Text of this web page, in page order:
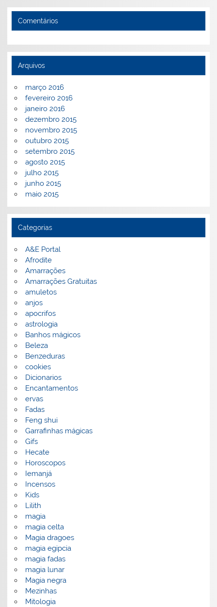
Comentários
Arquivos
março 2016
fevereiro 2016
janeiro 2016
dezembro 2015
novembro 2015
outubro 2015
setembro 2015
agosto 2015
julho 2015
junho 2015
maio 2015
Categorias
A&E Portal
Afrodite
Amarrações
Amarrações Gratuitas
amuletos
anjos
apocrifos
astrologia
Banhos mágicos
Beleza
Benzeduras
cookies
Dicionarios
Encantamentos
ervas
Fadas
Feng shui
Garrafinhas mágicas
Gifs
Hecate
Horoscopos
Iemanjá
Incensos
Kids
Lilith
magia
magia celta
Magia dragoes
magia egipcia
magia fadas
magia lunar
Magia negra
Mezinhas
Mitologia